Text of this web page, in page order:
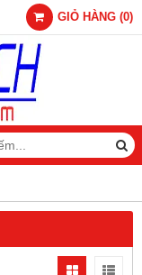
GIỎ HÀNG (0)